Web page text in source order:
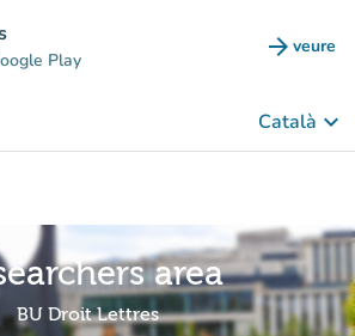
Play arrow_forward veure
(new
Català keyboard_arrow_down
area
BU Droit Lettres